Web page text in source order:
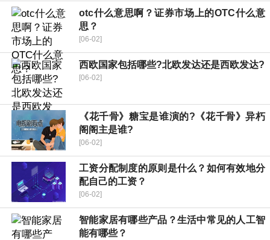
otc什么意思啊？证券市场上的OTC什么意
思？
[06-02]
西欧国家包括哪些?北欧发达还是西欧发达?
[06-02]
《花千骨》糖宝是谁演的?《花千骨》异朽
阁阁主是谁?
[06-02]
工资分配制度的原则是什么？如何有效地分
配自己的工资？
[06-02]
智能家居有哪些产品？生活中常见的人工智
能有哪些？